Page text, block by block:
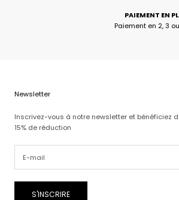
PAIEMENT EN
Paiement en 2, 3
Newsletter
Inscrivez-vous à notre newsletter et bénéficiez
15% de réduction
S'INSCRIRE